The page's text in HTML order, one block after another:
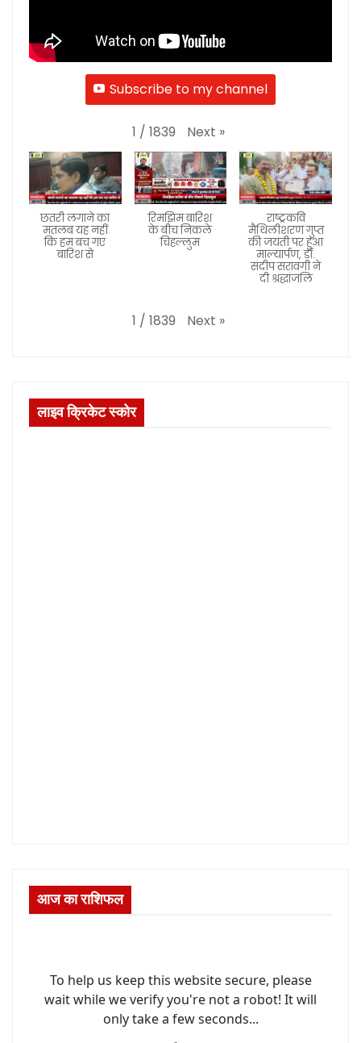
Subscribe to my channel
1 / 1839 Next »
छतरी लगाने का
मतलब यह नहीं
कि हम बच गए
बारिश से
रिमझिम बारिश
के बीच निकले
चिहल्लुम
राष्ट्रकवि
मैथिलीशरण गुप्त
की जयंती पर हुआ
माल्यार्पण, डॉ.
संदीप सरावगी ने
दी श्रद्धांजलि
1 / 1839 Next »
लाइव क्रिकेट स्कोर
आज का राशिफल